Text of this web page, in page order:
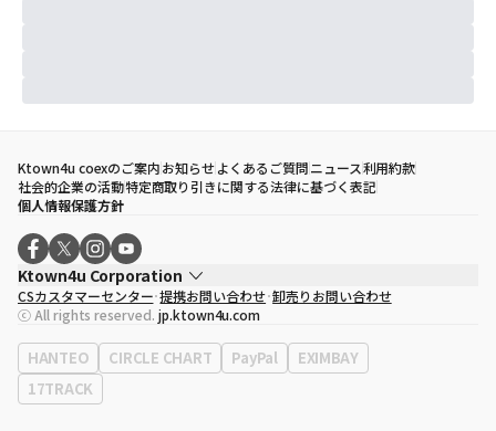
Ktown4u coexのご案内お知らせよくあるご質問ニュース利用約款
社会的企業の活動特定商取り引きに関する法律に基づく表記
個人情報保護方針
Ktown4u Corporation
代表取締役
ソン・ヒョミン
事業者登録番号120-87-71116
eContext
0120-23-7523
事務所住所
ソウル特別市江南区永東大路513、3階(三成洞、coex)
CSカスタマーセンター 提携お問い合わせ 卸売りお問い合わせ
ⓒ All rights reserved. jp.ktown4u.com
HANTEO CIRCLE CHART PayPal
EXIMBAY
17TRACK